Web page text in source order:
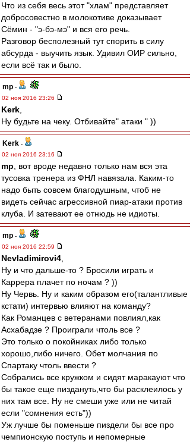
Что из себя весь этот "хлам" представляет
добросовестно в молокотиве доказывает
Сёмин - "э-бэ-мэ" и вся его речь.
Разговор бесполезный тут спорить в силу
абсурда - выучить язык. Удивил ОИР сильно,
если всё так и было.
mp -
02 ноя 2016 23:26
Kerk
Ну будьте на чеку. Отбивайте" атаки " ))
Kerk -
02 ноя 2016 23:16
mp , вот вроде недавно только нам вся эта
тусовка тренера из ФНЛ навязала. Каким-то
надо быть совсем благодушным, чтоб не
видеть сейчас агрессивной пиар-атаки против
клуба. И затевают ее отнюдь не идиоты.
mp -
02 ноя 2016 22:59
Nevladimirovi4
Ну и что дальше-то ? Бросили играть и
Каррера плачет по ночам ? ))
Ну Червь. Ну и каким образом его(талантливые
кстати) интервью влияют на команду?
Как Романцев с ветеранами повлиял,как
Асхабадзе ? Проиграли чтоль все ?
Это только о покойниках либо только
хорошо,либо ничего. Обет молчания по
Спартаку чтоль ввести ?
Собрались все кружком и сидят маракауют что
бы такое еще пиздануть,что бы расклеилось у
них там все. Ну не смеши уже или не читай
если "сомнения есть"))
Уж лучше бы поменьше пиздели бы все про
чемпионскую поступь и непомерные